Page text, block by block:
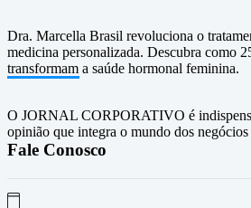
Dra. Marcella Brasil revoluciona o
medicina personalizada. Descubra como
transformam a saúde hormonal feminina.
O JORNAL CORPORATIVO é
opinião que integra o mundo dos negócios
Fale Conosco